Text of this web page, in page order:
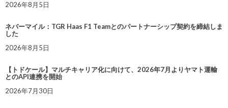
2026年8月5日
ネバーマイル：TGR Haas F1 Teamとのパートナーシップ契約を締結しま
した
2026年8月5日
【トドケール】マルチキャリア化に向けて、2026年7月よりヤマト運輸
とのAPI連携を開始
2026年7月30日